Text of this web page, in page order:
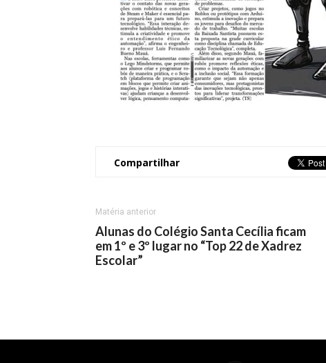
Compartilhar
Matéria anterior
Alunas do Colégio Santa Cecília ficam
em 1º e 3º lugar no “Top 22 de Xadrez
Escolar”